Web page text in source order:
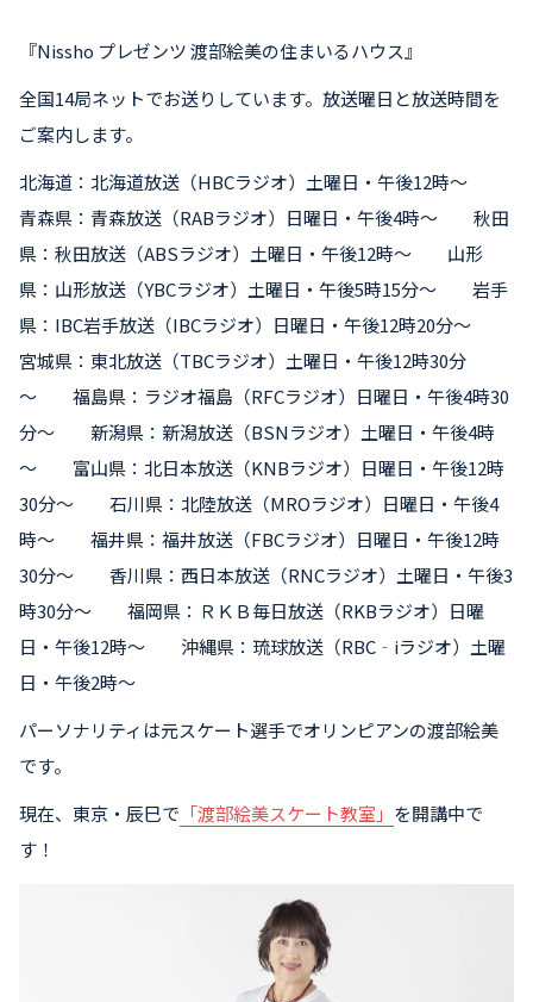
『Nissho プレゼンツ 渡部絵美の住まいるハウス』
全国14局ネットでお送りしています。放送曜日と放送時間を
ご案内します。
北海道：北海道放送（HBCラジオ）土曜日・午後12時～
青森県：青森放送（RABラジオ）日曜日・午後4時～ 秋田
県：秋田放送（ABSラジオ）土曜日・午後12時～ 山形
県：山形放送（YBCラジオ）土曜日・午後5時15分～ 岩手
県：IBC岩手放送（IBCラジオ）日曜日・午後12時20分～
宮城県：東北放送（TBCラジオ）土曜日・午後12時30分
～ 福島県：ラジオ福島（RFCラジオ）日曜日・午後4時30
分～ 新潟県：新潟放送（BSNラジオ）土曜日・午後4時
～ 富山県：北日本放送（KNBラジオ）日曜日・午後12時
30分～ 石川県：北陸放送（MROラジオ）日曜日・午後4
時～ 福井県：福井放送（FBCラジオ）日曜日・午後12時
30分～ 香川県：西日本放送（RNCラジオ）土曜日・午後3
時30分～ 福岡県：ＲＫＢ毎日放送（RKBラジオ）日曜
日・午後12時～ 沖縄県：琉球放送（RBC‐iラジオ）土曜
日・午後2時～
パーソナリティは元スケート選手でオリンピアンの渡部絵美
です。
現在、東京・辰巳で 「渡部絵美スケート教室」 を開講中で
す！